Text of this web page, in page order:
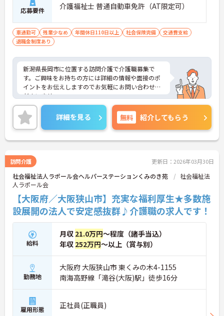
応募要件 介護福祉士 普通自動車免許（AT限定可）
車通勤可 残業少なめ 年間休日110日以上 社会保険完備
交通費支給
退職金制度あり
新潟県長岡市に位置する訪問介護で介護職募集で
す。ご興味をお持ちの方には詳細の情報や面接のポ
イントをお伝えしますのでお気軽にお問い合わせく
ださいませ。
詳細を見る 無料 紹介してもらう
訪問介護 更新日：2026年03月30日
社会福祉法人ラポール会ヘルパーステーションくみのき苑
社会福祉法
人ラポール会
【大阪府／大阪狭山市】充実な福利厚生★多数施
設展開の法人で安定感抜群♪介護職の求人です！
給料
月収 21.0万円～程度（諸手当込）
年収 252万円～以上（賞与別）
勤務地
大阪府 大阪狭山市 東くみの木4-1155
南海高野線「滝谷(大阪)駅」徒歩16分
雇用形態 正社員(正職員)